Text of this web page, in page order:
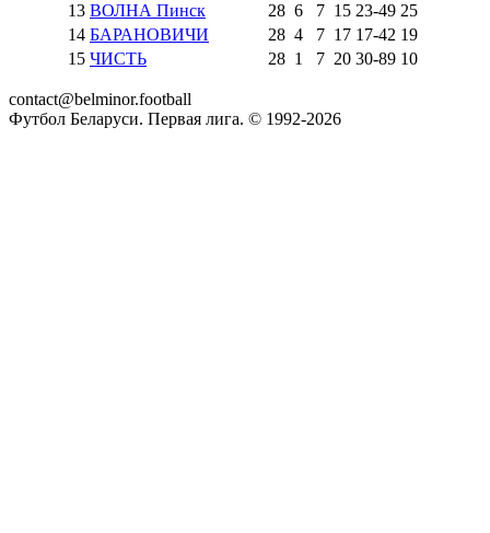
13 ВОЛНА Пинск 28 6 7 15 23-49 25
14 БАРАНОВИЧИ 28 4 7 17 17-42 19
15 ЧИСТЬ 28 1 7 20 30-89 10
contact@belminor.football
Футбол Беларуси. Первая лига. © 1992-2026